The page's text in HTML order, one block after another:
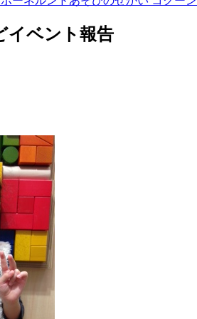
イベント報告